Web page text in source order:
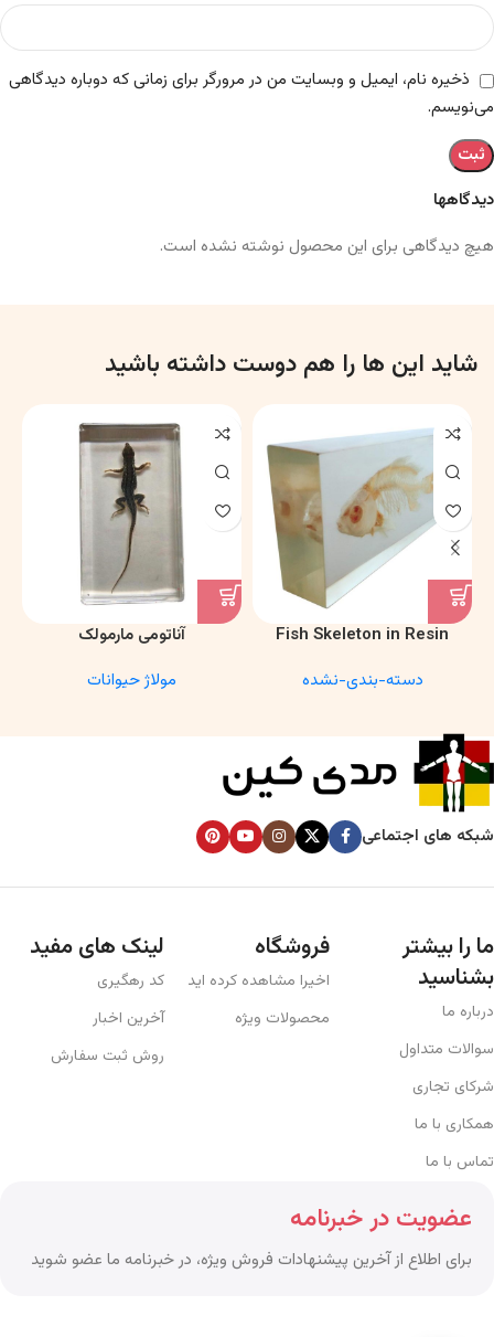
دیدگاهها
هیچ دیدگاهی برای این محصول نوشته نشده است.
ذخیره نام، ایمیل و وبسایت من در مرورگر برای زمانی که دوباره دیدگاهی
می‌نویسم.
شاید این ها را هم دوست داشته باشید
Fish Skeleton in Resin
Anatomy Specimen
دسته-بندی-نشده
آناتومی مارمولک
مولاژ حیوانات
شبکه های اجتماعی
ما را بیشتر
بشناسید
درباره ما
سوالات متداول
شرکای تجاری
همکاری با ما
تماس با ما
فروشگاه
اخیرا مشاهده کرده اید
محصولات ویژه
لینک های مفید
کد رهگیری
آخرین اخبار
روش ثبت سفارش
عضویت در خبرنامه
برای اطلاع از آخرین پیشنهادات فروش ویژه، در خبرنامه ما عضو شوید